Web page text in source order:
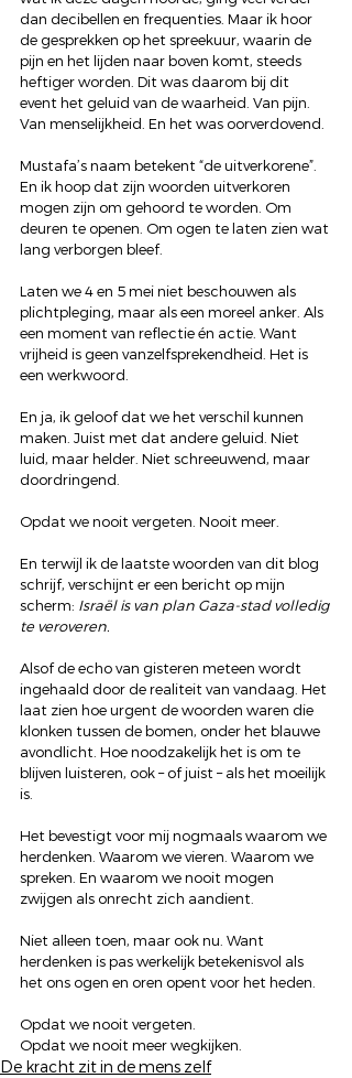
dan decibellen en frequenties. Maar ik hoor
de gesprekken op het spreekuur, waarin de
pijn en het lijden naar boven komt, steeds
heftiger worden. Dit was daarom bij dit
event het geluid van de waarheid. Van pijn.
Van menselijkheid. En het was oorverdovend.
Mustafa’s naam betekent “de uitverkorene”.
En ik hoop dat zijn woorden uitverkoren
mogen zijn om gehoord te worden. Om
deuren te openen. Om ogen te laten zien wat
lang verborgen bleef.
Laten we 4 en 5 mei niet beschouwen als
plichtpleging, maar als een moreel anker. Als
een moment van reflectie én actie. Want
vrijheid is geen vanzelfsprekendheid. Het is
een werkwoord.
En ja, ik geloof dat we het verschil kunnen
maken. Juist met dat andere geluid. Niet
luid, maar helder. Niet schreeuwend, maar
doordringend.
Opdat we nooit vergeten. Nooit meer.
En terwijl ik de laatste woorden van dit blog
schrijf, verschijnt er een bericht op mijn
scherm: Israël is van plan Gaza-stad volledig
te veroveren.
Alsof de echo van gisteren meteen wordt
ingehaald door de realiteit van vandaag. Het
laat zien hoe urgent de woorden waren die
klonken tussen de bomen, onder het blauwe
avondlicht. Hoe noodzakelijk het is om te
blijven luisteren, ook – of juist – als het moeilijk
is.
Het bevestigt voor mij nogmaals waarom we
herdenken. Waarom we vieren. Waarom we
spreken. En waarom we nooit mogen
zwijgen als onrecht zich aandient.
Niet alleen toen, maar ook nu. Want
herdenken is pas werkelijk betekenisvol als
het ons ogen en oren opent voor het heden.
Opdat we nooit vergeten.
Opdat we nooit meer wegkijken.
De kracht zit in de mens zelf